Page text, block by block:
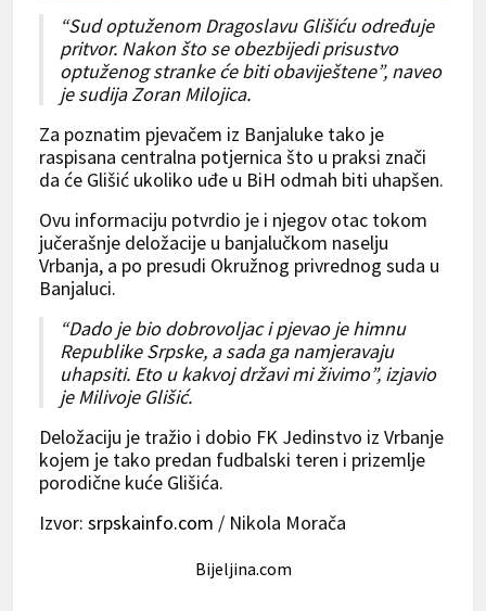
“Sud optuženom Dragoslavu Glišiću određuje
pritvor. Nakon što se obezbijedi prisustvo
optuženog stranke će biti obaviještene”, naveo
je sudija Zoran Milojica.
Za poznatim pjevačem iz Banjaluke tako je
raspisana centralna potjernica što u praksi znači
da će Glišić ukoliko uđe u BiH odmah biti uhapšen.
Ovu informaciju potvrdio je i njegov otac tokom
jučerašnje deložacije u banjalučkom naselju
Vrbanja, a po presudi Okružnog privrednog suda u
Banjaluci.
“Dado je bio dobrovoljac i pjevao je himnu
Republike Srpske, a sada ga namjeravaju
uhapsiti. Eto u kakvoj državi mi živimo”, izjavio
je Milivoje Glišić.
Deložaciju je tražio i dobio FK Jedinstvo iz Vrbanje
kojem je tako predan fudbalski teren i prizemlje
porodične kuće Glišića.
Izvor: srpskainfo.com / Nikola Morača
Bijeljina.com